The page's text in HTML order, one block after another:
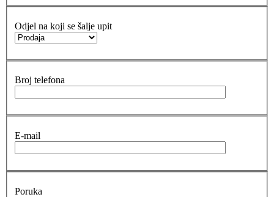
Odjel na koji se šalje upit
Broj telefona
E-mail
Poruka